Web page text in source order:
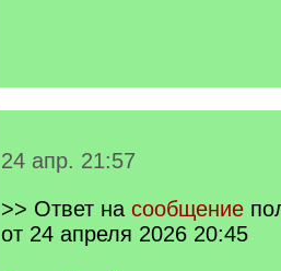
24 апр. 21:57
>> Ответ на сообщение
от 24 апреля 2026 20:45